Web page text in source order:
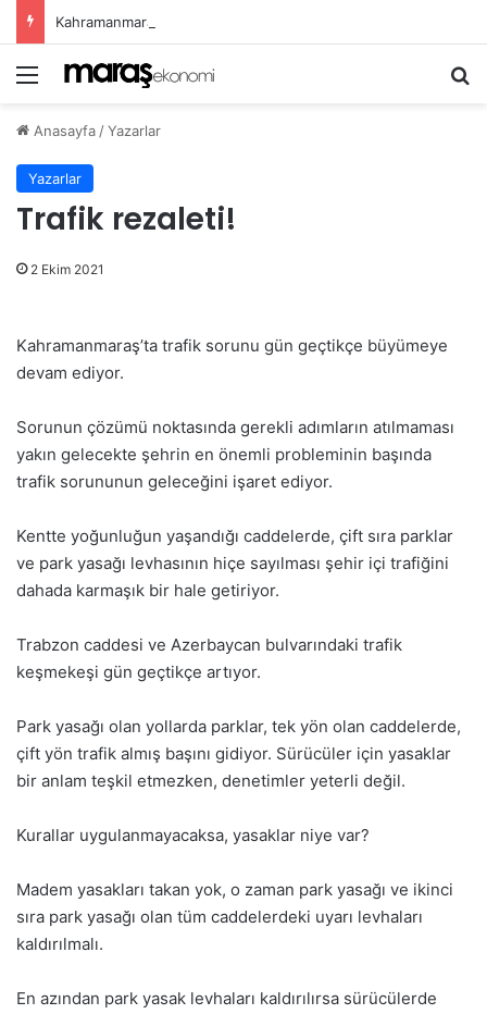
Menü
Anasayfa /Yazarlar
Yazarlar
Trafik rezaleti!
2 Ekim 2021
Kahramanmaraş’ta trafik sorunu gün geçtikçe büyümeye
devam ediyor.
Sorunun çözümü noktasında gerekli adımların atılmaması
yakın gelecekte şehrin en önemli probleminin başında
trafik sorununun geleceğini işaret ediyor.
Kentte yoğunluğun yaşandığı caddelerde, çift sıra parklar
ve park yasağı levhasının hiçe sayılması şehir içi trafiğini
dahada karmaşık bir hale getiriyor.
Trabzon caddesi ve Azerbaycan bulvarındaki trafik
keşmekeşi gün geçtikçe artıyor.
Park yasağı olan yollarda parklar, tek yön olan caddelerde,
çift yön trafik almış başını gidiyor. Sürücüler için yasaklar
bir anlam teşkil etmezken, denetimler yeterli değil.
Kurallar uygulanmayacaksa, yasaklar niye var?
Madem yasakları takan yok, o zaman park yasağı ve ikinci
sıra park yasağı olan tüm caddelerdeki uyarı levhaları
kaldırılmalı.
En azından park yasak levhaları kaldırılırsa sürücülerde